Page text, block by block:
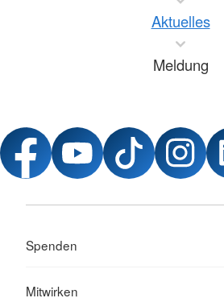
Aktuelles
Meldung
Spenden
Mitwirken